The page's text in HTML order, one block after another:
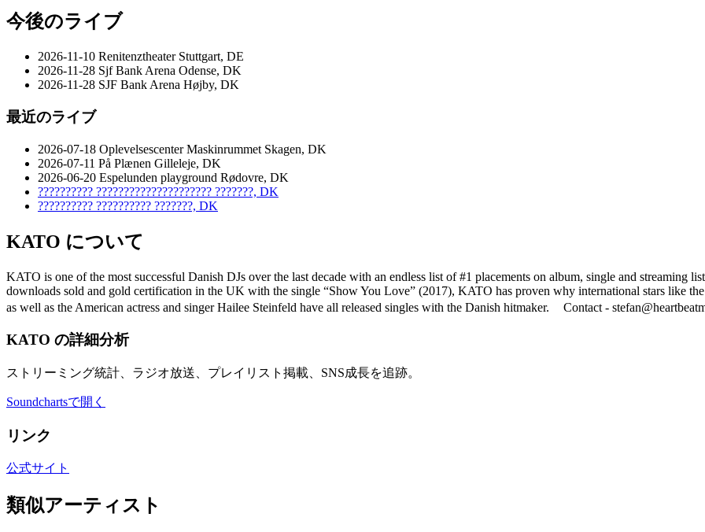
今後のライブ
2026-11-10 Renitenztheater Stuttgart, DE
2026-11-28 Sjf Bank Arena Odense, DK
2026-11-28 SJF Bank Arena Højby, DK
最近のライブ
2026-07-18 Oplevelsescenter Maskinrummet Skagen, DK
2026-07-11 På Plænen Gilleleje, DK
2026-06-20 Espelunden playground Rødovre, DK
?????????? ????????????????????? ???????, DK
?????????? ?????????? ???????, DK
KATO について
KATO is one of the most successful Danish DJs over the last decade with an endless list of #1 placements on album, single and streaming
downloads sold and gold certification in the UK with the single “Show You Love” (2017), KATO has proven why international stars like
as well as the American actress and singer Hailee Steinfeld have all released singles with the Danish hitmaker. Contact -
KATO の詳細分析
ストリーミング統計、ラジオ放送、プレイリスト掲載、SNS成長を追跡。
Soundchartsで開く
リンク
公式サイト
類似アーティスト